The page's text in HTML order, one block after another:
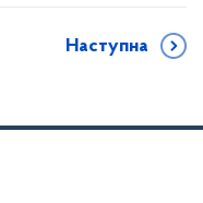
Наступна